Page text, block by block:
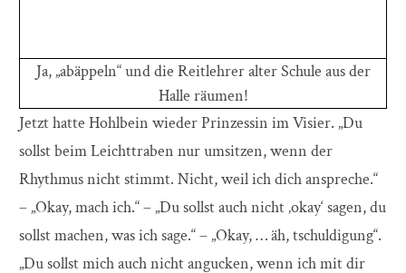
Ja, „abäppeln“ und die Reitlehrer alter Schule aus der
Halle räumen!
Jetzt hatte Hohlbein wieder Prinzessin im Visier. „Du
sollst beim Leichttraben nur umsitzen, wenn der
Rhythmus nicht stimmt. Nicht, weil ich dich anspreche.“
– „Okay, mach ich.“ – „Du sollst auch nicht ‚okay‘ sagen, du
sollst machen, was ich sage.“ – „Okay, … äh, tschuldigung“.
„Du sollst mich auch nicht angucken, wenn ich mit dir